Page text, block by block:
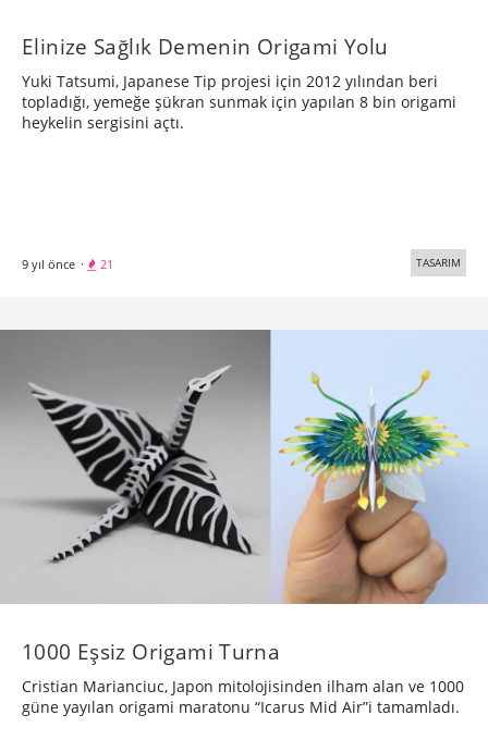
Elinize Sağlık Demenin Origami Yolu
Yuki Tatsumi, Japanese Tip projesi için 2012 yılından beri
topladığı, yemeğe şükran sunmak için yapılan 8 bin origami
heykelin sergisini açtı.
9 yıl önce · 21 TASARIM
1000 Eşsiz Origami Turna
Cristian Marianciuc, Japon mitolojisinden ilham alan ve 1000
güne yayılan origami maratonu “Icarus Mid Air”i tamamladı.